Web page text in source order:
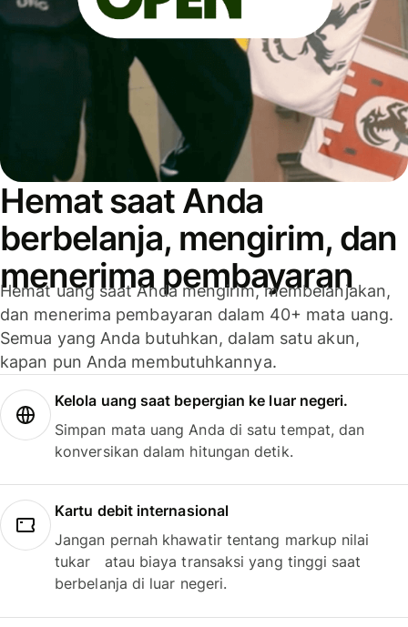
Hemat saat Anda
berbelanja, mengirim, dan
menerima pembayaran
Hemat uang saat Anda mengirim, membelanjakan,
dan menerima pembayaran dalam 40+ mata uang.
Semua yang Anda butuhkan, dalam satu akun,
kapan pun Anda membutuhkannya.
Kelola uang saat bepergian ke luar negeri.
Simpan mata uang Anda di satu tempat, dan
konversikan dalam hitungan detik.
Kartu debit internasional
Jangan pernah khawatir tentang markup nilai
tukar atau biaya transaksi yang tinggi saat
berbelanja di luar negeri.